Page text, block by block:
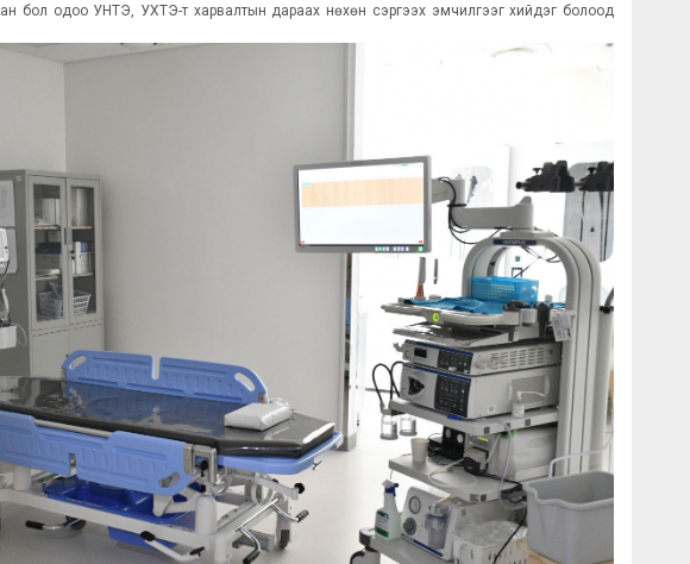
бол одоо УНТЭ, УХТЭ-т харвалтын дараах нөхөн сэргээх эмчилгээг хийдэг болоод